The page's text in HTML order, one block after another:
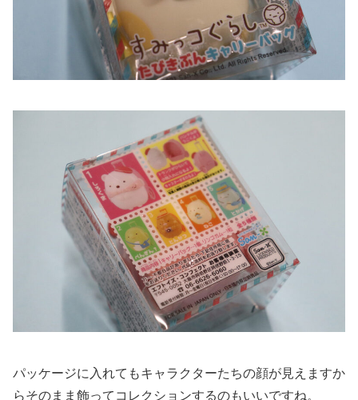
パッケージに入れてもキャラクターたちの顔が見えますか
らそのまま飾ってコレクションするのもいいですね。